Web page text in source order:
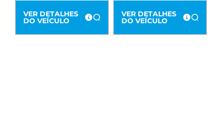
VER DETALHES
DO VEÍCULO
VER DETALHES
DO VEÍCULO